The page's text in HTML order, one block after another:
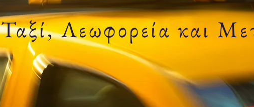
Ταξί, Λεωφορεία και